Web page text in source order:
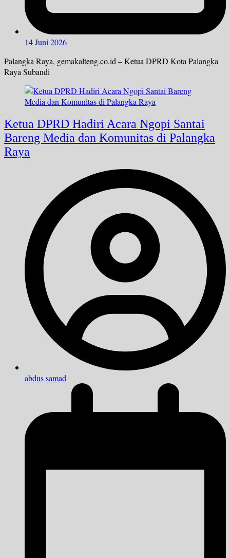
14 Juni 2026
Palangka Raya, gemakalteng.co.id – Ketua DPRD Kota Palangka
Raya Subandi
Ketua DPRD Hadiri Acara Ngopi Santai
Bareng Media dan Komunitas di Palangka
Raya
abdus samad